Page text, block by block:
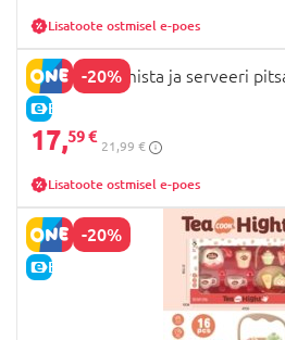
Lisatoote ostmisel e-poes
-20%
E-HIND
PLAYGO Valmista ja serveeri
17,59 €
21,99 €
Lisatoote ostmisel e-poes
-20%
E-HIND